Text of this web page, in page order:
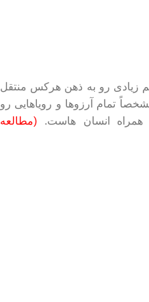
زیادی رو به ذهن هرکس منتقل
تمام آرزوها و رویاهایی رو
(مطالعه